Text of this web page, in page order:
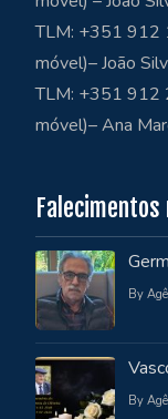
TLM: +351 912
móvel)– João
TLM: +351 912
móvel)– Ana
By
By